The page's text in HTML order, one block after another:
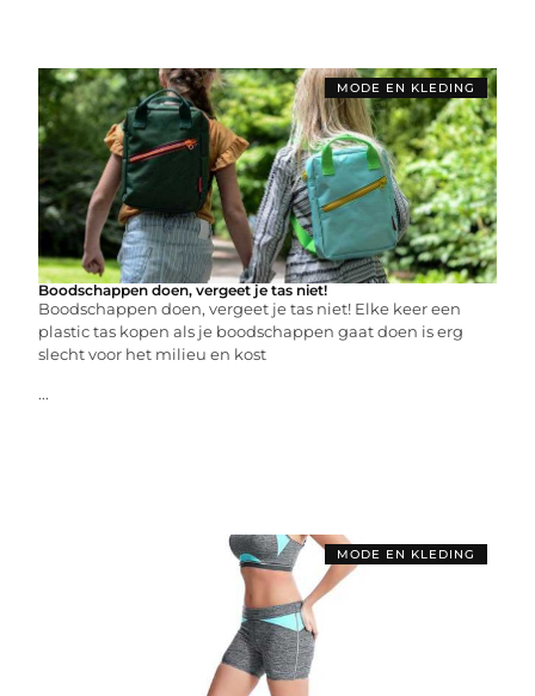
MODE EN KLEDING
Boodschappen doen, vergeet je tas niet!
Boodschappen doen, vergeet je tas niet! Elke keer een
plastic tas kopen als je boodschappen gaat doen is erg
slecht voor het milieu en kost
...
MODE EN KLEDING